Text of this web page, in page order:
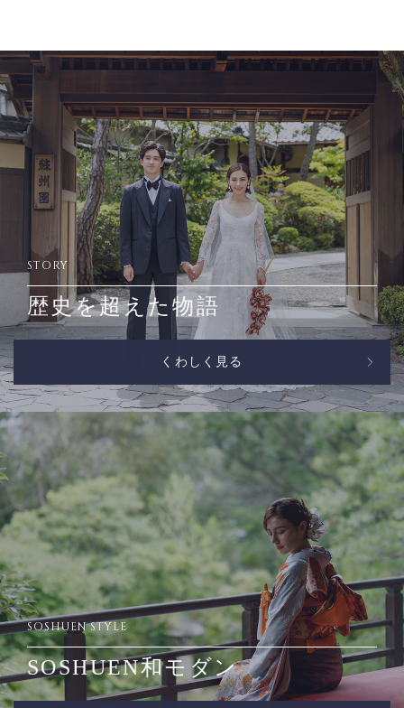
STORY
歴史を超えた物語
くわしく見る
SOSHUEN STYLE
SOSHUEN和モダン